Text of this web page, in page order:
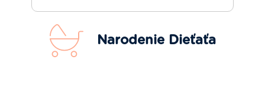
Narodenie Dieťaťa